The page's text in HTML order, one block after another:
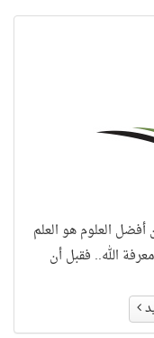
العلوم هو العلم
الله.. فقبل أن